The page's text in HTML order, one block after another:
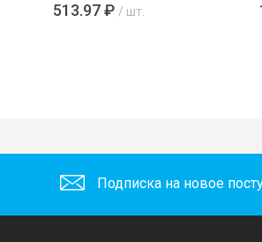
513.97 ₽ / шт.
Подписка на новое